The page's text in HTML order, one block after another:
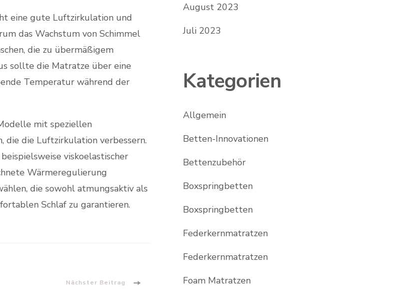
eine gute Luftzirkulation und
das Wachstum von Schimmel
die zu übermäßigem
sollte die Matratze über eine
Temperatur während der
mit speziellen
die die Luftzirkulation verbessern.
viskoelastischer
Wärmeregulierung
die sowohl atmungsaktiv als
Schlaf zu garantieren.
Nächster Beitrag
August 2023
Juli 2023
Kategorien
Allgemein
Betten-Innovationen
Bettenzubehör
Boxspringbetten
Boxspringbetten
Federkernmatratzen
Federkernmatratzen
Foam Matratzen